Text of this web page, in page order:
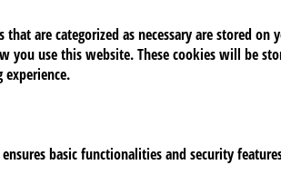
are categorized as necessary are stored on
use this website. These cookies will be
basic functionalities and security